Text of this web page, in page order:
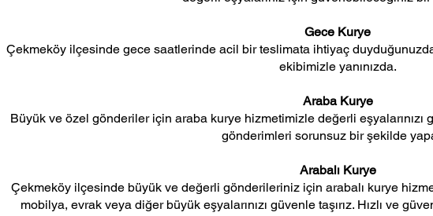
Gece Kurye
Çekmeköy ilçesinde gece saatlerinde acil bir teslimata ihtiyaç
ekibimizle yanınızda.
Araba Kurye
Büyük ve özel gönderiler için araba kurye hizmetimizle değerli eşyalarınızı
gönderimleri sorunsuz bir şekilde
Arabalı Kurye
Çekmeköy ilçesinde büyük ve değerli gönderileriniz için arabalı kurye
mobilya, evrak veya diğer büyük eşyalarınızı güvenle taşırız. Hızlı ve